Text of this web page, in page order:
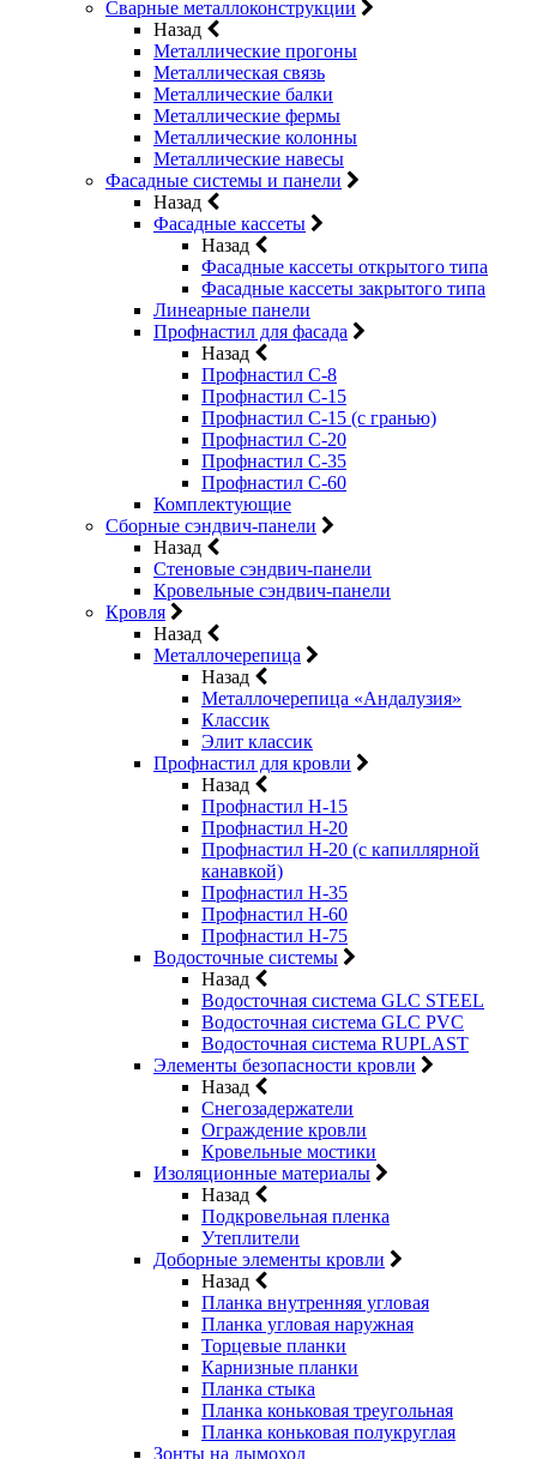
Сварные металлоконструкции
Назад
Металлические прогоны
Металлическая связь
Металлические балки
Металлические фермы
Металлические колонны
Металлические навесы
Фасадные системы и панели
Назад
Фасадные кассеты
Назад
Фасадные кассеты открытого типа
Фасадные кассеты закрытого типа
Линеарные панели
Профнастил для фасада
Назад
Профнастил С-8
Профнастил С-15
Профнастил С-15 (с гранью)
Профнастил С-20
Профнастил С-35
Профнастил С-60
Комплектующие
Сборные сэндвич-панели
Назад
Стеновые сэндвич-панели
Кровельные сэндвич-панели
Кровля
Назад
Металлочерепица
Назад
Металлочерепица «Андалузия»
Классик
Элит классик
Профнастил для кровли
Назад
Профнастил Н-15
Профнастил Н-20
Профнастил Н-20 (с капиллярной
канавкой)
Профнастил Н-35
Профнастил Н-60
Профнастил Н-75
Водосточные системы
Назад
Водосточная система GLC STEEL
Водосточная система GLC PVC
Водосточная система RUPLAST
Элементы безопасности кровли
Назад
Снегозадержатели
Ограждение кровли
Кровельные мостики
Изоляционные материалы
Назад
Подкровельная пленка
Утеплители
Доборные элементы кровли
Назад
Планка внутренняя угловая
Планка угловая наружная
Торцевые планки
Карнизные планки
Планка стыка
Планка коньковая треугольная
Планка коньковая полукруглая
Зонты на дымоход